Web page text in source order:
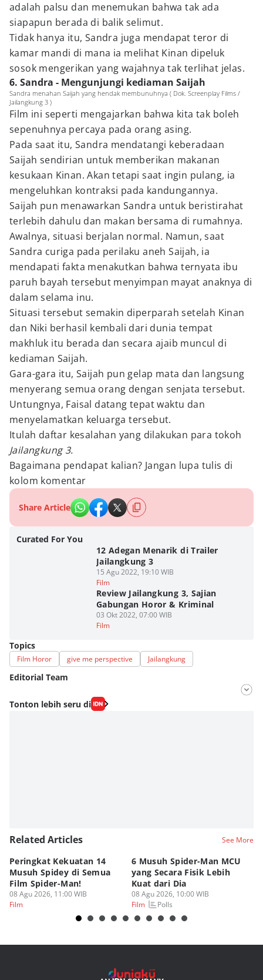
adalah palsu dan menemukan bahwa tak ada
siapapun berada di balik selimut.
Tidak hanya itu, Sandra juga mendapat teror di
kamar mandi di mana ia melihat Kinan dipeluk
sosok mengerikan yang wajahnya tak terlihat jelas.
6. Sandra - Mengunjungi kediaman Saijah
Sandra menahan Saijah yang hendak membunuhnya ( Dok. Screenplay Films /
Jailangkung 3 )
Film ini seperti mengajarkan bahwa kita tak boleh
sepenuhnya percaya pada orang asing.
Pada saat itu, Sandra mendatangi keberadaan
Saijah sendirian untuk memberikan makanan
kesukaan Kinan. Akan tetapi saat ingin pulang, ia
mengeluhkan kontraksi pada kandungannya.
Saijah pun menawarkan Sandra untuk beristirahat
terlebih dahulu dan makan bersama di rumahnya.
Awalnya, situasi berjalan normal. Namun, saat
Sandra curiga pada perilaku aneh Saijah, ia
mendapati fakta menakutkan bahwa ternyata ibu
paruh bayah tersebut menyimpan mayat anaknya di
dalam selama inu.
Situasi tersebut semakin diperparah setelah Kinan
dan Niki berhasil kembali dari dunia tempat
makhluk itu berada dan secara ajaib muncul di
kediaman Saijah.
Gara-gara itu, Saijah pun gelap mata dan langsung
menyerang semua orang dengan senjata tersebut.
Untungnya, Faisal datang tepat waktu dan
menyelamatkan keluarga tersebut.
Itulah daftar kesalahan yang dilakukan para tokoh
Jailangkung 3.
Bagaimana pendapat kalian? Jangan lupa tulis di
kolom komentar
Share Article
Curated For You
12 Adegan Menarik di Trailer
Jailangkung 3
15 Agu 2022, 19:10 WIB
Film
Review Jailangkung 3, Sajian
Gabungan Horor & Kriminal
03 Okt 2022, 07:00 WIB
Film
Topics
Film Horor give me perspective Jailangkung
Editorial Team
Editor
Fahrul Razi Uni Nurullah
Tonton lebih seru di
Related Articles See More
Peringkat Kekuatan 14
Musuh Spidey di Semua
Film Spider-Man!
08 Agu 2026, 11:00 WIB
Film
6 Musuh Spider-Man MCU
yang Secara Fisik Lebih
Kuat dari Dia
08 Agu 2026, 10:00 WIB
Film
Polls